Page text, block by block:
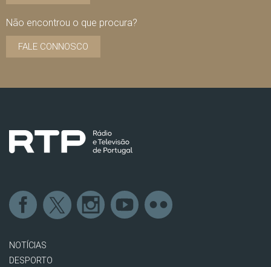
Não encontrou o que procura?
FALE CONNOSCO
NOTÍCIAS
DESPORTO